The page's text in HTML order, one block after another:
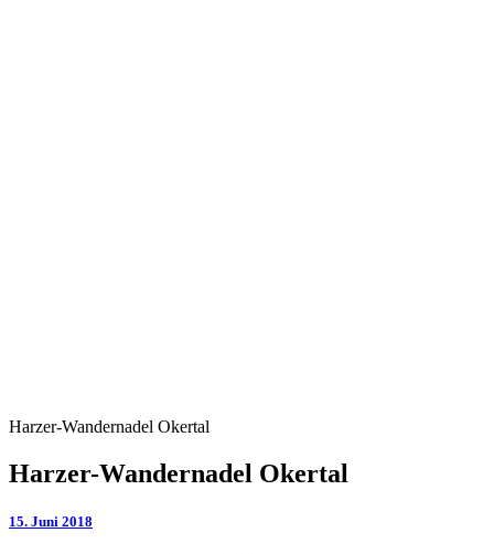
Harzer-Wandernadel Okertal
Harzer-Wandernadel Okertal
15. Juni 2018